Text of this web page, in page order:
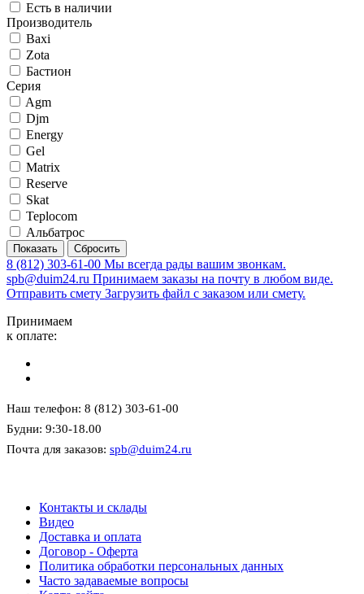
Есть в наличии
Производитель
Baxi
Zota
Бастион
Серия
Agm
Djm
Energy
Gel
Matrix
Reserve
Skat
Teplocom
Альбатрос
8 (812) 303-61-00 Мы всегда рады вашим звонкам.
spb@duim24.ru Принимаем заказы на почту в любом виде.
Отправить смету Загрузить файл с заказом или смету.
Принимаем
к оплате:
Наш телефон: 8 (812) 303-61-00
Будни: 9:30-18.00
Почта для заказов: spb@duim24.ru
Контакты и склады
Видео
Доставка и оплата
Договор - Оферта
Политика обработки персональных данных
Часто задаваемые вопросы